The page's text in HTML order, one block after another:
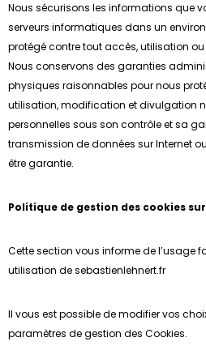
Nous sécurisons les informations que
serveurs informatiques dans un
protégé contre tout accès, utilisation
Nous conservons des garanties
physiques raisonnables pour nous
utilisation, modification et divulgation
personnelles sous son contrôle et sa
transmission de données sur Internet
être garantie.
Politique de gestion des cookies
Cette section vous informe de l’usage
utilisation de sebastienlehnert.fr
Il vous est possible de modifier vos
paramètres de gestion des Cookies.